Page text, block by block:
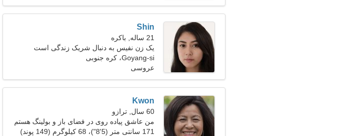
Shin
21 ساله, باکره
یک زن نفیس به دنبال شریک زندگی است
Goyang-si، کره جنوبی
عروسی
Kwon
60 سال, ترازو
من عاشق پیاده روی در فضای باز و بولینگ هستم
171 سانتی متر (5'8")، 68 کیلوگرم (149 پوند)